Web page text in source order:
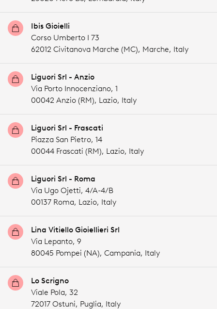
Ibis Gioielli
Corso Umberto I 73
62012 Civitanova Marche (MC), Marche, Italy
Liguori Srl - Anzio
Via Porto Innocenziano, 1
00042 Anzio (RM), Lazio, Italy
Liguori Srl - Frascati
Piazza San Pietro, 14
00044 Frascati (RM), Lazio, Italy
Liguori Srl - Roma
Via Ugo Ojetti, 4/A-4/B
00137 Roma, Lazio, Italy
Lina Vitiello Gioiellieri Srl
Via Lepanto, 9
80045 Pompei (NA), Campania, Italy
Lo Scrigno
Viale Pola, 32
72017 Ostuni, Puglia, Italy